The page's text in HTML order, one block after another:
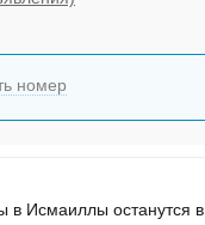
номер
в Исмаиллы останутся в